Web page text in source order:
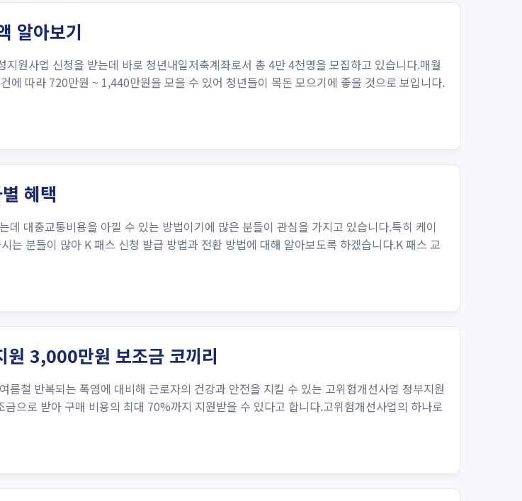
알아보기
원사업 신청을 받는데 바로 청년내일저축계좌로서 총 4만 4천명을 모집하고 있습니다.매월
따라 720만원 ~ 1,440만원을 모을 수 있어 청년들이 목돈 모으기에 좋을 것으로 보입니다.
혜택
대중교통비용을 아낄 수 있는 방법이기에 많은 분들이 관심을 가지고 있습니다.특히 케이
분들이 많아 K 패스 신청 발급 방법과 전환 방법에 대해 알아보도록 하겠습니다.K 패스 교
원 3,000만원 보조금 코끼리
철 반복되는 폭염에 대비해 근로자의 건강과 안전을 지킬 수 있는 고위험개선사업 정부지원
으로 받아 구매 비용의 최대 70%까지 지원받을 수 있다고 합니다.고위험개선사업의 하나로